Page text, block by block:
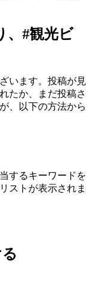
、#観光ビ
います。投稿が見
たか、まだ投稿さ
、以下の方法から
するキーワードを
ストが表示されま